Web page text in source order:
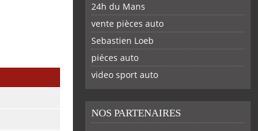
FACEBOOKTWITTER
24h du Mans
vente pièces auto
Sebastien Loeb
piéces auto
video sport auto
NOS PARTENAIRES